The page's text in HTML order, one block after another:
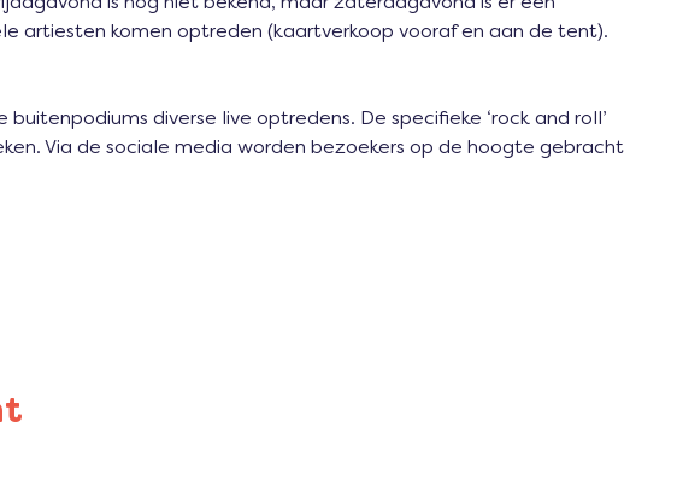
artiesten komen optreden (kaartverkoop vooraf en aan de tent).
diverse live optredens. De specifieke ‘rock and roll’
Via de sociale media worden bezoekers op de hoogte gebracht